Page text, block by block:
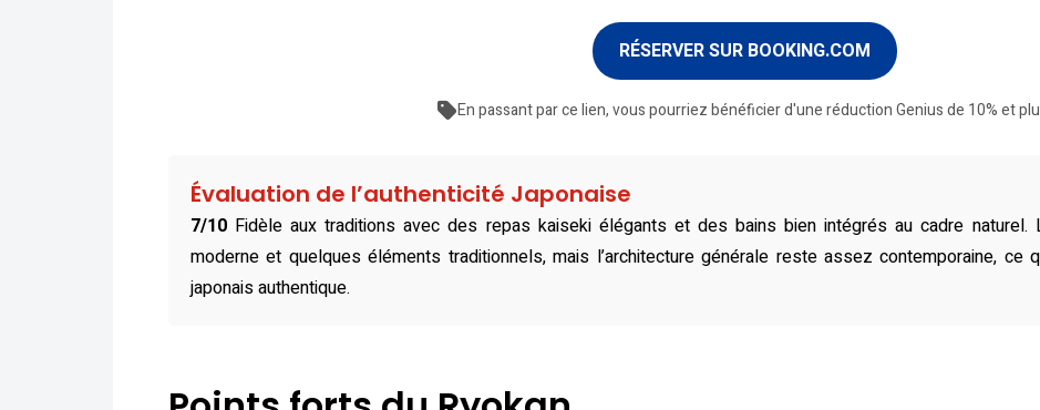
RÉSERVER SUR BOOKING.COM
En passant par ce lien, vous pourriez bénéficier d'une réduction Genius de 10% et
Évaluation de l’authenticité Japonaise
7/10 Fidèle aux traditions avec des repas kaiseki élégants et des bains bien intégrés au cadre
moderne et quelques éléments traditionnels, mais l’architecture générale reste assez contemporaine, ce
japonais authentique.